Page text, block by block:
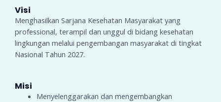
Visi
Menghasilkan Sarjana Kesehatan Masyarakat yang
professional, terampil dan unggul di bidang kesehatan
lingkungan melalui pengembangan masyarakat di tingkat
Nasional Tahun 2027.
Misi
Menyelenggarakan dan mengembangkan